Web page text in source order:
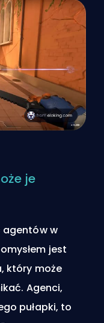
je
agentów w
jest
który może
Agenci,
pułapki, to